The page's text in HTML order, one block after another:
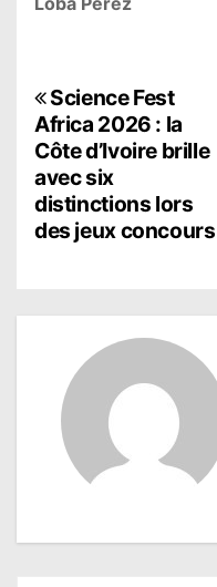
N
a
v
i
a
Science Fest
Africa 2026 : la
Côte d’Ivoire brille
avec six
distinctions lors
des jeux concours